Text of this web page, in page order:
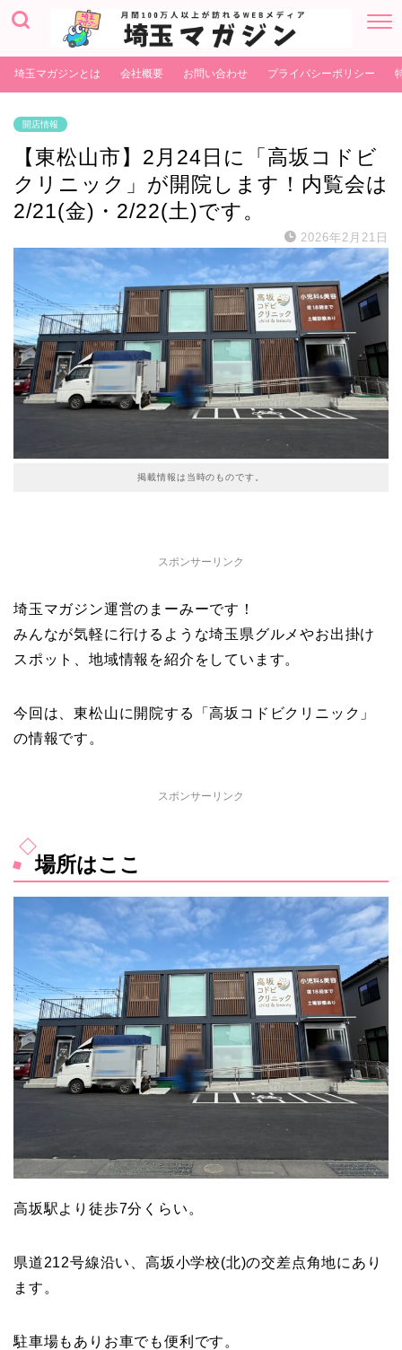
埼玉マガジンとは 会社概要 お問い合わせ プライバシーポリシー
開店情報
【東松山市】2月24日に「高坂コドビ
クリニック」が開院します！内覧会は
2/21(金)・2/22(土)です。
2026年2月21日
掲載情報は当時のものです。
スポンサーリンク
埼玉マガジン運営のまーみーです！
みんなが気軽に行けるような埼玉県グルメやお出掛け
スポット、地域情報を紹介をしています。
今回は、東松山に開院する「高坂コドビクリニック」
の情報です。
スポンサーリンク
場所はここ
高坂駅より徒歩7分くらい。
県道212号線沿い、高坂小学校(北)の交差点角地にあり
ます。
駐車場もありお車でも便利です。